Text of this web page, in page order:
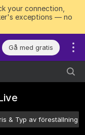
your connection,
exceptions — no
Gå med gratis
& Typ av föreställning